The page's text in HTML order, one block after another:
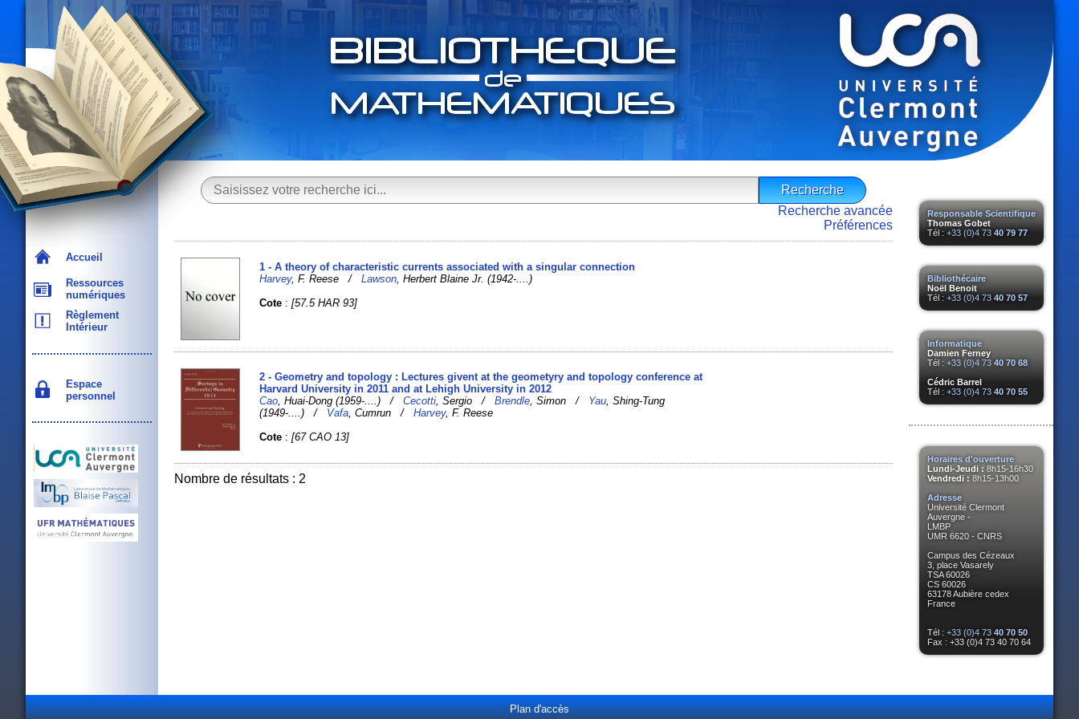
Accueil
Ressources
numériques
Règlement
Intérieur
Espace
personnel
Responsable Scientifique
Thomas Gobet
Tél : +33 (0)4 73 40 79 77
Bibliothécaire
Noël Benoit
Tél : +33 (0)4 73 40 70 57
Informatique
Damien Ferney
Tél : +33 (0)4 73 40 70 68
Cédric Barrel
Tél : +33 (0)4 73 40 70 55
Horaires d'ouverture
Lundi-Jeudi : 8h15-16h30
Vendredi : 8h15-13h00
Adresse
Université Clermont
Auvergne -
LMBP
UMR 6620 - CNRS
Campus des Cézeaux
3, place Vasarely
TSA 60026
CS 60026
63178 Aubière cedex
France
Tél : +33 (0)4 73 40 70 50
Fax : +33 (0)4 73 40 70 64
Recherche avancée
Préférences
1 - A theory of characteristic currents associated with a singular connection
Harvey, F. Reese /Lawson , Herbert Blaine Jr. (1942-....)
Cote :[57.5 HAR 93]
2 - Geometry and topology : Lectures givent at the geometyry and topology conference at
Harvard University in 2011 and at Lehigh University in 2012
Cao, Huai-Dong (1959-....) /Cecotti, Sergio /Brendle, Simon / Yau, Shing-Tung
(1949-....) / Vafa, Cumrun /Harvey, F. Reese
Cote :[67 CAO 13]
Nombre de résultats : 2
Plan d'accès